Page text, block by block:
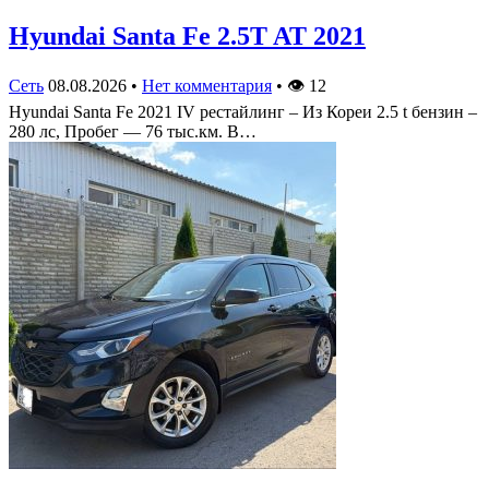
Hyundai Santa Fe 2.5T AT 2021
Сеть 08.08.2026 • Нет комментария • 👁 12
Hyundai Santa Fe 2021 IV рестайлинг – Из Кореи 2.5 t бензин –
280 лс, Пробег — 76 тыс.км. В…